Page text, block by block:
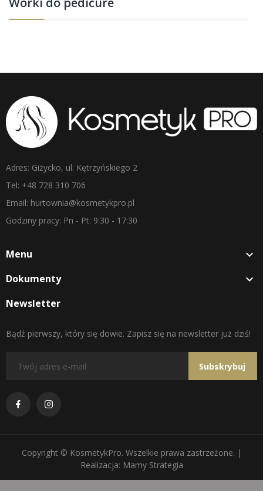
Adres: Giżycko, ul. Kętrzyńskiego 2
Tel: +48 728 310 706
Email: hurtownia@kosmetykpro.pl
Godziny pracy: Pn - Pt: 9:30 - 17:30
Menu 
Dokumenty 
Newsletter
Bądź pierwszy, który się dowie. Zapisz się na newsletter już dziś!
Subskrybuj
Copyright © KosmetykPro. Wszelkie prawa zastrzeżone. |
Realizacja: Mamy Strategia